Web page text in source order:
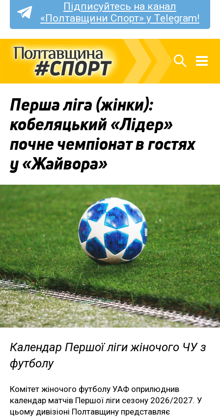
Підписуйтесь на канал
«Полтавщини Спорт» у Telegram!
Перша ліга (жінки):
кобеляцький «Лідер»
почне чемпіонат в гостях
у «Жайвора»
Календар Першої ліги жіночого ЧУ з
футболу
Комітет жіночого футболу УАФ оприлюднив
календар матчів Першої ліги сезону 2026/2027. У
цьому дивізіоні Полтавщину представляє